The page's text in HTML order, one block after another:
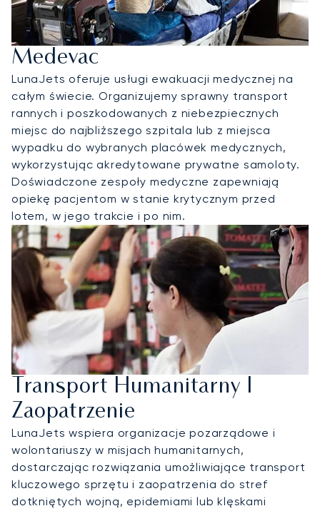
Medevac
LunaJets oferuje usługi ewakuacji medycznej na
całym świecie. Organizujemy sprawny transport
rannych i poszkodowanych z niebezpiecznych
miejsc do najbliższego szpitala lub z miejsca
wypadku do wybranych placówek medycznych,
wykorzystując akredytowane prywatne samoloty.
Doświadczone zespoły medyczne zapewniają
opiekę pacjentom w stanie krytycznym przed
lotem, w jego trakcie i po nim.
Transport Humanitarny I
Zaopatrzenie
LunaJets wspiera organizacje pozarządowe i
wolontariuszy w misjach humanitarnych,
dostarczając rozwiązania umożliwiające transport
kluczowego sprzętu i zaopatrzenia do stref
dotkniętych wojną, epidemiami lub klęskami